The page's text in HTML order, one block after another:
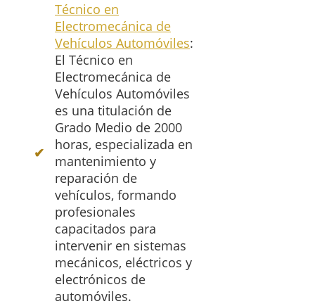
Técnico en
Electromecánica de
Vehículos Automóviles:
El Técnico en
Electromecánica de
Vehículos Automóviles
es una titulación de
Grado Medio de 2000
horas, especializada en
mantenimiento y
reparación de
vehículos, formando
profesionales
capacitados para
intervenir en sistemas
mecánicos, eléctricos y
electrónicos de
automóviles.